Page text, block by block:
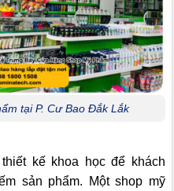
tại P. Cư Bao Đắk Lắk
kế khoa học để khách
sản phẩm. Một shop mỹ